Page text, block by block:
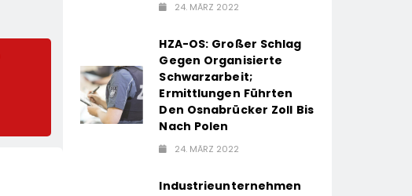
24. MÄRZ 2022
HZA-OS: Großer Schlag
Gegen Organisierte
Schwarzarbeit;
Ermittlungen Führten
Den Osnabrücker Zoll Bis
Nach Polen
24. MÄRZ 2022
Industrieunternehmen